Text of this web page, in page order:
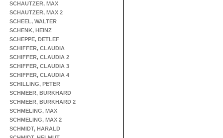
SCHAUTZER, MAX
SCHAUTZER, MAX 2
SCHEEL, WALTER
SCHENK, HEINZ
SCHEPPE, DETLEF
SCHIFFER, CLAUDIA
SCHIFFER, CLAUDIA 2
SCHIFFER, CLAUDIA 3
SCHIFFER, CLAUDIA 4
SCHILLING, PETER
SCHMEER, BURKHARD
SCHMEER, BURKHARD 2
SCHMELING, MAX
SCHMELING, MAX 2
SCHMIDT, HARALD